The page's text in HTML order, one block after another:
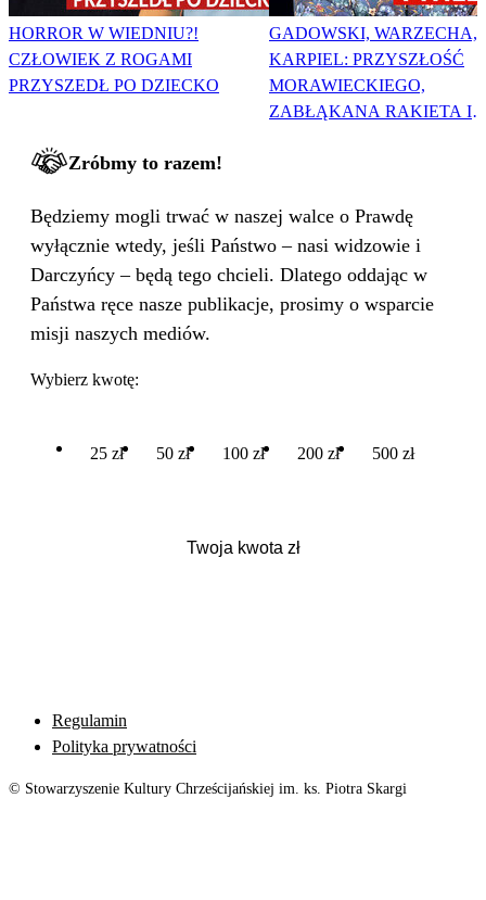
HORROR W WIEDNIU?!
CZŁOWIEK Z ROGAMI
PRZYSZEDŁ PO DZIECKO
GADOWSKI, WARZECHA,
KARPIEL: PRZYSZŁOŚĆ
MORAWIECKIEGO,
ZABŁĄKANA RAKIETA I
Zróbmy to razem!
Będziemy mogli trwać w naszej walce o Prawdę
wyłącznie wtedy, jeśli Państwo – nasi widzowie i
Darczyńcy – będą tego chcieli. Dlatego oddając w
Państwa ręce nasze publikacje, prosimy o wsparcie
misji naszych mediów.
Wybierz kwotę:
25 zł 50 zł 100 zł 200 zł 500 zł
Regulamin
Polityka prywatności
© Stowarzyszenie Kultury Chrześcijańskiej im. ks. Piotra Skargi